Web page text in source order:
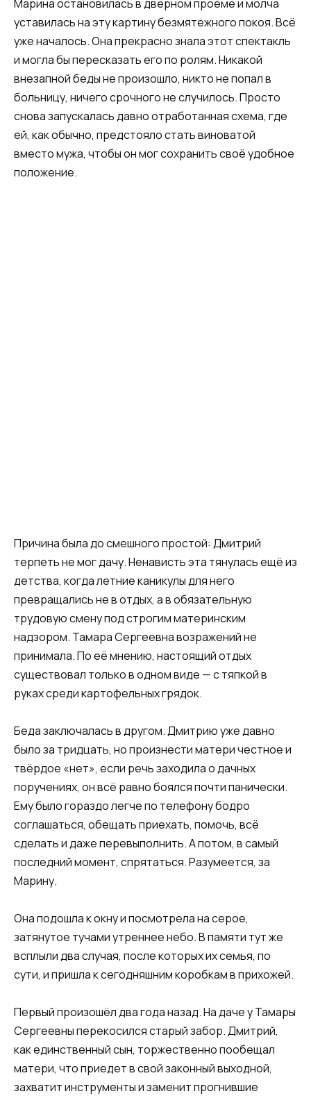
Марина остановилась в дверном проёме и молча
уставилась на эту картину безмятежного покоя. Всё
уже началось. Она прекрасно знала этот спектакль
и могла бы пересказать его по ролям. Никакой
внезапной беды не произошло, никто не попал в
больницу, ничего срочного не случилось. Просто
снова запускалась давно отработанная схема, где
ей, как обычно, предстояло стать виноватой
вместо мужа, чтобы он мог сохранить своё удобное
положение.
Причина была до смешного простой: Дмитрий
терпеть не мог дачу. Ненависть эта тянулась ещё из
детства, когда летние каникулы для него
превращались не в отдых, а в обязательную
трудовую смену под строгим материнским
надзором. Тамара Сергеевна возражений не
принимала. По её мнению, настоящий отдых
существовал только в одном виде — с тяпкой в
руках среди картофельных грядок.
Беда заключалась в другом. Дмитрию уже давно
было за тридцать, но произнести матери честное и
твёрдое «нет», если речь заходила о дачных
поручениях, он всё равно боялся почти панически.
Ему было гораздо легче по телефону бодро
соглашаться, обещать приехать, помочь, всё
сделать и даже перевыполнить. А потом, в самый
последний момент, спрятаться. Разумеется, за
Марину.
Она подошла к окну и посмотрела на серое,
затянутое тучами утреннее небо. В памяти тут же
всплыли два случая, после которых их семья, по
сути, и пришла к сегодняшним коробкам в прихожей.
Первый произошёл два года назад. На даче у Тамары
Сергеевны перекосился старый забор. Дмитрий,
как единственный сын, торжественно пообещал
матери, что приедет в свой законный выходной,
захватит инструменты и заменит прогнившие